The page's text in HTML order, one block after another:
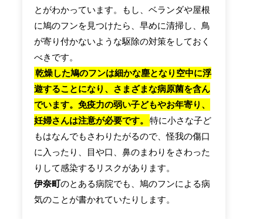
とがわかっています。もし、ベランダや屋根
に鳩のフンを見つけたら、早めに清掃し、鳥
が寄り付かないような駆除の対策をしておく
べきです。
乾燥した鳩のフンは細かな塵となり空中に浮
遊することになり、さまざまな病原菌を含ん
でいます。免疫力の弱い子どもやお年寄り、
妊婦さんは注意が必要です。
特に小さな子ど
もはなんでもさわりたがるので、怪我の傷口
に入ったり、目や口、鼻のまわりをさわった
りして感染するリスクがあります。
伊奈町のとある病院でも、鳩のフンによる病
気のことが書かれていたりします。